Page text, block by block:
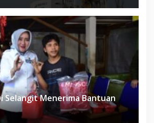
Selangit Menerima Bantuan